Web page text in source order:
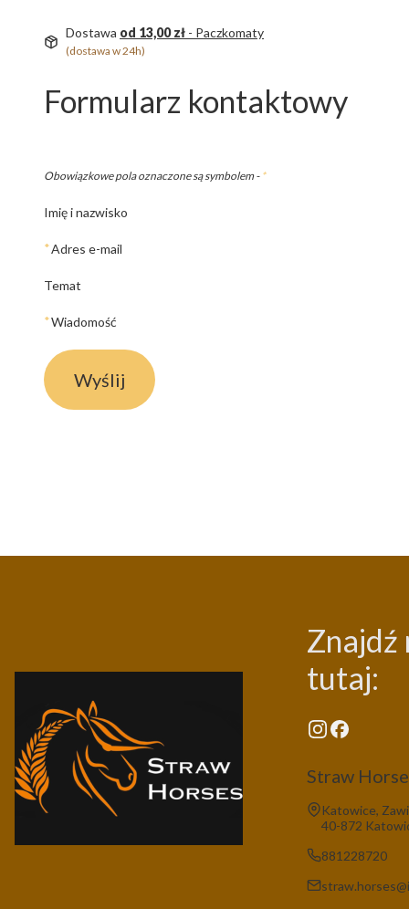
Dostawa od 13,00 zł - Paczkomaty
(dostawa w 24h)
Formularz kontaktowy
Obowiązkowe pola oznaczone są symbolem - *
Imię i nazwisko
*Adres e-mail
Temat
*Wiadomość
Wyślij
Znajdź
tutaj:
Straw
Adres:
Katowice,
40-872
881228720